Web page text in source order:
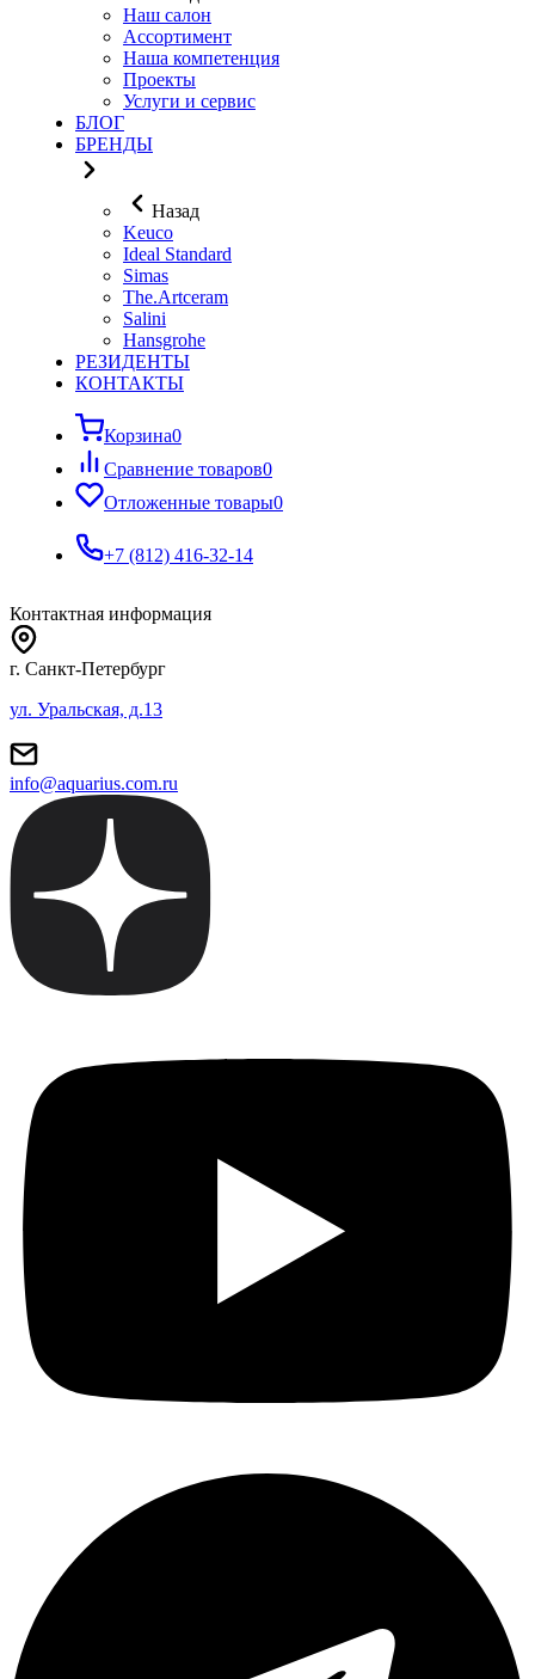
Наш салон
Ассортимент
Наша компетенция
Проекты
Услуги и сервис
БЛОГ
БРЕНДЫ
Назад
Keuco
Ideal Standard
Simas
The.Artceram
Salini
Hansgrohe
РЕЗИДЕНТЫ
КОНТАКТЫ
Корзина0
Сравнение товаров0
Отложенные товары0
+7 (812) 416-32-14
Контактная информация
г. Санкт-Петербург
ул. Уральская, д.13
info@aquarius.com.ru